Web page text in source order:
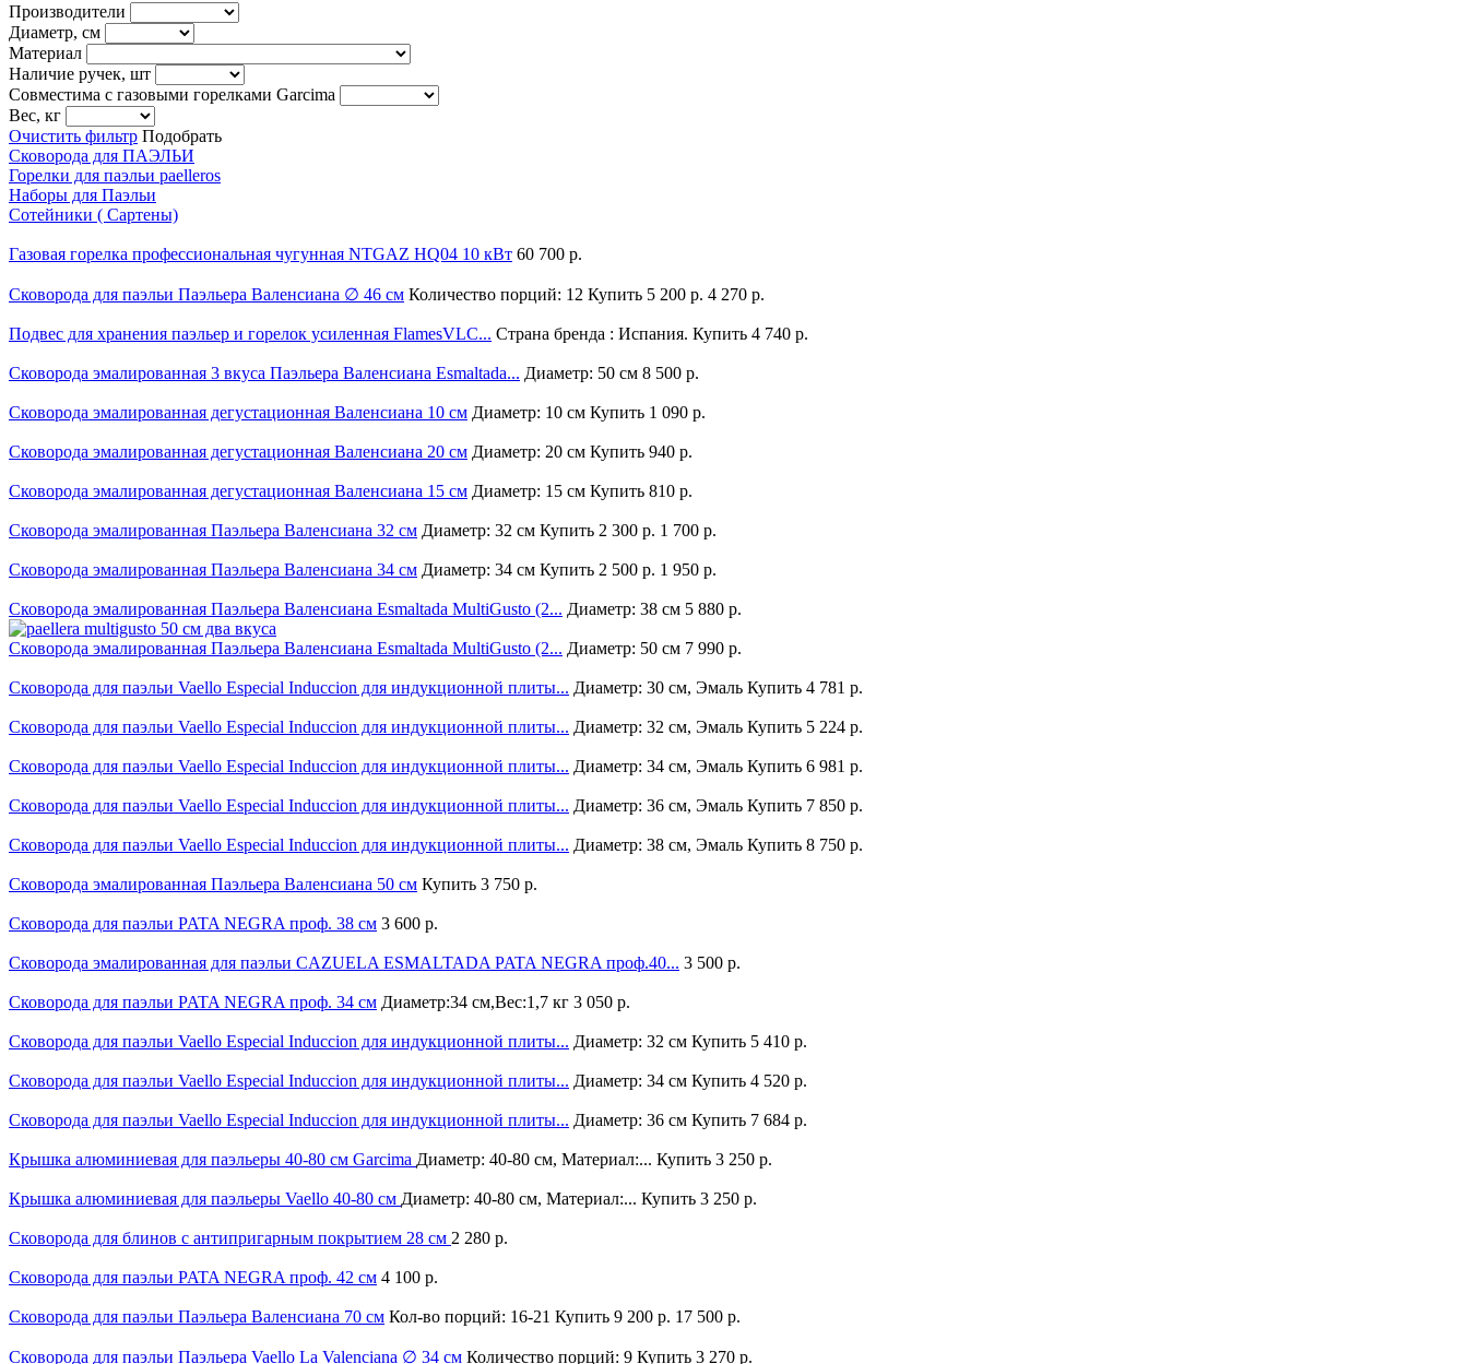
Производители
Диаметр, см
Материал
Наличие ручек, шт
Совместима с газовыми горелками Garcima
Вес, кг
Очистить фильтр Подобрать
Сковорода для ПАЭЛЬИ
Горелки для паэльи paelleros
Наборы для Паэльи
Сотейники ( Сартены)
Газовая горелка профессиональная чугунная NTGAZ HQ04 10 кВт 60 700 р.
Сковорода для паэльи Паэльера Валенсиана ∅ 46 см Количество порций: 12 Купить 5 200 р. 4 270 р.
Подвес для хранения паэльер и горелок усиленная FlamesVLC... Страна бренда : Испания. Купить 4 740 р.
Сковорода эмалированная 3 вкуса Паэльера Валенсиана Esmaltada... Диаметр: 50 см 8 500 р.
Сковорода эмалированная дегустационная Валенсиана 10 см Диаметр: 10 см Купить 1 090 р.
Сковорода эмалированная дегустационная Валенсиана 20 см Диаметр: 20 см Купить 940 р.
Сковорода эмалированная дегустационная Валенсиана 15 см Диаметр: 15 см Купить 810 р.
Сковорода эмалированная Паэльера Валенсиана 32 см Диаметр: 32 см Купить 2 300 р. 1 700 р.
Сковорода эмалированная Паэльера Валенсиана 34 см Диаметр: 34 см Купить 2 500 р. 1 950 р.
Сковорода эмалированная Паэльера Валенсиана Esmaltada MultiGusto (2... Диаметр: 38 см 5 880 р.
Сковорода эмалированная Паэльера Валенсиана Esmaltada MultiGusto (2... Диаметр: 50 см 7 990 р.
Сковорода для паэльи Vaello Especial Induccion для индукционной плиты... Диаметр: 30 см, Эмаль Купить 4 781 р.
Сковорода для паэльи Vaello Especial Induccion для индукционной плиты... Диаметр: 32 см, Эмаль Купить 5 224 р.
Сковорода для паэльи Vaello Especial Induccion для индукционной плиты... Диаметр: 34 см, Эмаль Купить 6 981 р.
Сковорода для паэльи Vaello Especial Induccion для индукционной плиты... Диаметр: 36 см, Эмаль Купить 7 850 р.
Сковорода для паэльи Vaello Especial Induccion для индукционной плиты... Диаметр: 38 см, Эмаль Купить 8 750 р.
Сковорода эмалированная Паэльера Валенсиана 50 см Купить 3 750 р.
Сковорода для паэльи PATA NEGRA проф. 38 см 3 600 р.
Сковорода эмалированная для паэльи CAZUELA ESMALTADA PATA NEGRA проф.40... 3 500 р.
Сковорода для паэльи PATA NEGRA проф. 34 см Диаметр:34 см,Вес:1,7 кг 3 050 р.
Сковорода для паэльи Vaello Especial Induccion для индукционной плиты... Диаметр: 32 см Купить 5 410 р.
Сковорода для паэльи Vaello Especial Induccion для индукционной плиты... Диаметр: 34 см Купить 4 520 р.
Сковорода для паэльи Vaello Especial Induccion для индукционной плиты... Диаметр: 36 см Купить 7 684 р.
Крышка алюминиевая для паэльеры 40-80 см Garcima Диаметр: 40-80 см, Материал:... Купить 3 250 р.
Крышка алюминиевая для паэльеры Vaello 40-80 см Диаметр: 40-80 см, Материал:... Купить 3 250 р.
Сковорода для блинов c антипригарным покрытием 28 см 2 280 р.
Сковорода для паэльи PATA NEGRA проф. 42 см 4 100 р.
Сковорода для паэльи Паэльера Валенсиана 70 см Кол-во порций: 16-21 Купить 9 200 р. 17 500 р.
Сковорода для паэльи Паэльера Vaello La Valenciana ∅ 34 см Количество порций: 9 Купить 3 270 р.